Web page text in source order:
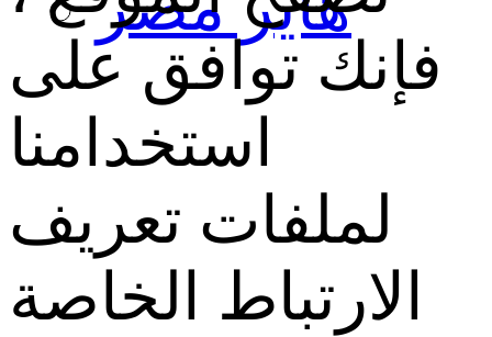
فإنك توافق على
استخدامنا
لملفات تعريف
الارتباط الخاصة